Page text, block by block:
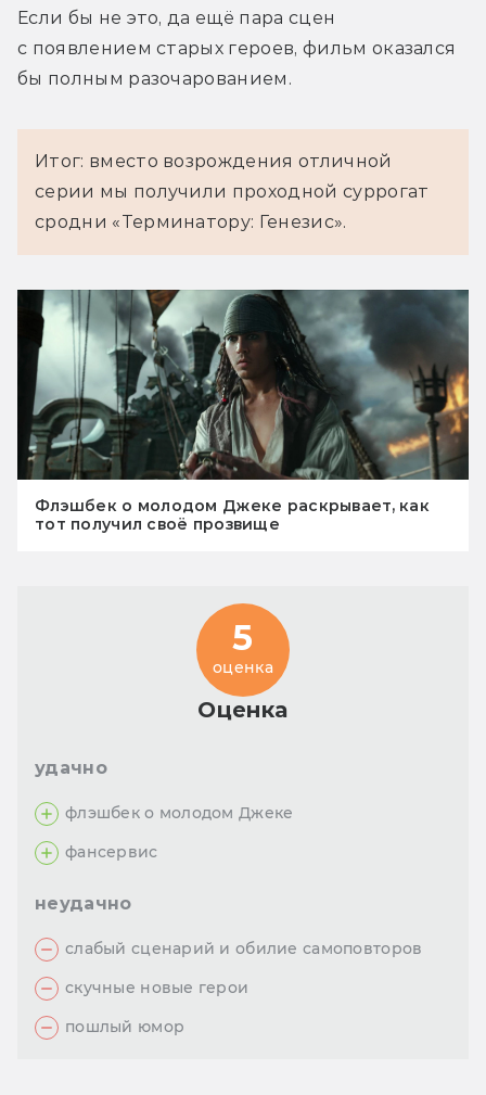
Если бы не это, да ещё пара сцен
с появлением старых героев, фильм оказался
бы полным разочарованием.
Итог: вместо возрождения отличной
серии мы получили проходной суррогат
сродни «Терминатору: Генезис».
Флэшбек о молодом Джеке раскрывает, как
тот получил своё прозвище
Оценка
5
оценка
удачно
флэшбек о молодом Джеке
фансервис
неудачно
слабый сценарий и обилие самоповторов
скучные новые герои
пошлый юмор